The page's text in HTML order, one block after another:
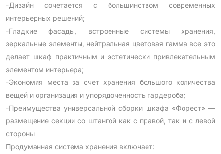
-Дизайн сочетается с большинством современных
интерьерных решений;
-Гладкие фасады, встроенные системы хранения,
зеркальные элементы, нейтральная цветовая гамма все это
делает шкаф практичным и эстетически привлекательным
элементом интерьера;
-Экономия места за счет хранения большого количества
вещей и организация и упорядоченность гардероба;
-Преимущества универсальной сборки шкафа «Форест» —
размещение секции со штангой как с правой, так и с левой
стороны
Продуманная система хранения включает: